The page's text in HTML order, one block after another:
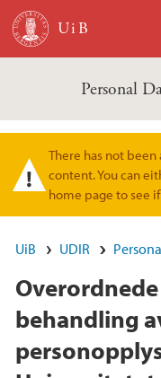
Skip to main content
Personal
Warning
There has not
content. You can
home page to see
UiB UDIR
behandling